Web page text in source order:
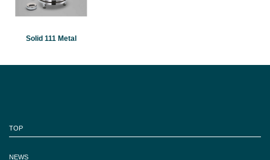
Solid 111 Metal
TOP
NEWS